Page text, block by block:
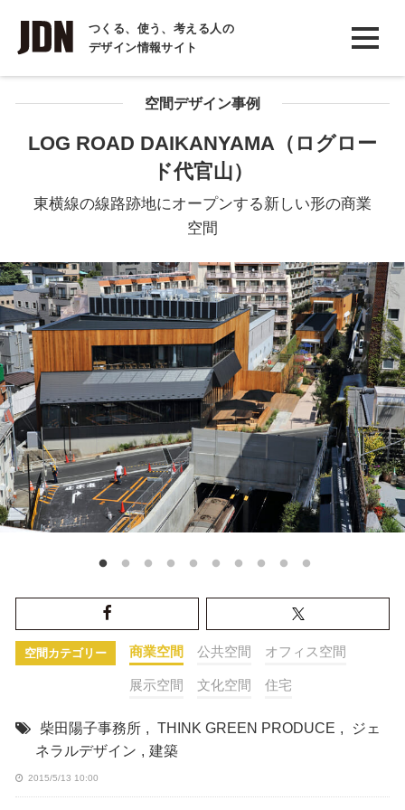
つくる、使う、考える人の
デザイン情報サイト
INTERVIEW
インタビュー
REPORT
コラム
空間デザイン事例
LOG ROAD DAIKANYAMA（ログロー
ド代官山）
東横線の線路跡地にオープンする新しい形の商業
空間
空間カテゴリー 商業空間 公共空間 オフィス空間
展示空間 文化空間 住宅
柴田陽子事務所 , THINK GREEN PRODUCE ,
ジェ
ネラルデザイン , 建築
2015/5/13 10:00